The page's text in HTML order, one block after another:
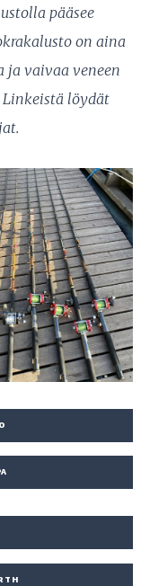
pääsee
on aina
ja vaivaa veneen
löydät